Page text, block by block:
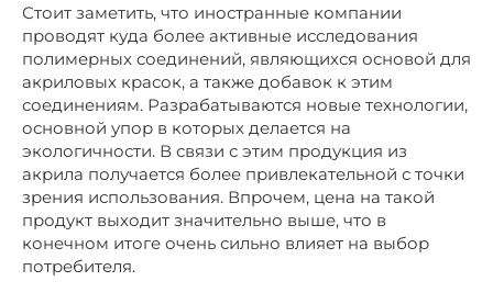
Стоит заметить, что иностранные компании
проводят куда более активные исследования
полимерных соединений, являющихся основой для
акриловых красок, а также добавок к этим
соединениям. Разрабатываются новые технологии,
основной упор в которых делается на
экологичности. В связи с этим продукция из
акрила получается более привлекательной с точки
зрения использования. Впрочем, цена на такой
продукт выходит значительно выше, что в
конечном итоге очень сильно влияет на выбор
потребителя.